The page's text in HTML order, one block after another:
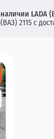
LADA
2115 с